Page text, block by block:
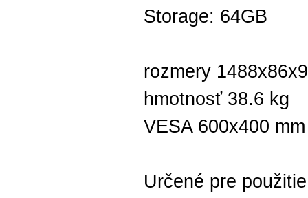
Storage: 64GB
rozmery
hmotnosť 38.6 kg
VESA 600x400 mm
Určené pre